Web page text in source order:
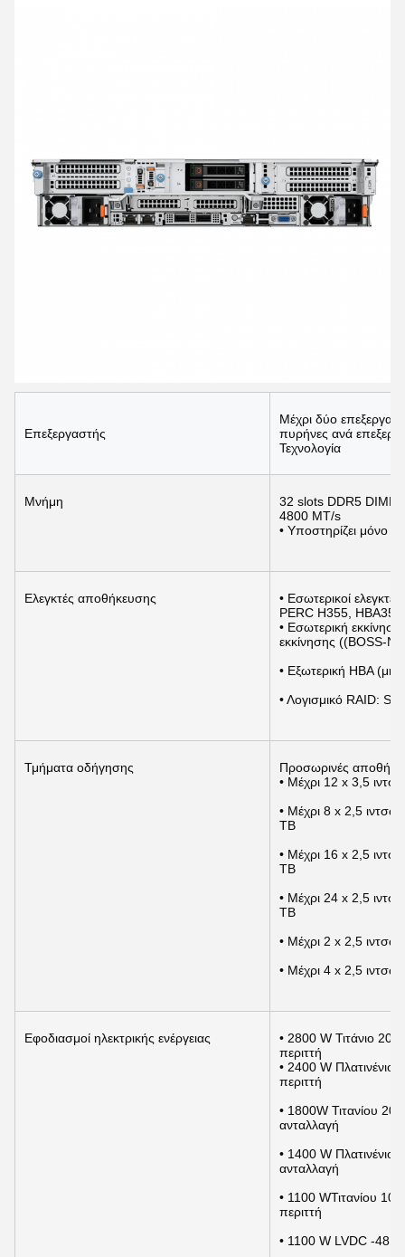
Επεξεργαστής
Μέχρι δύο
πυρήνες ανά
Τεχνολογία
Μνήμη
32 slots DDR5 DIMM,
4800 MT/s
• Υποστηρίζει μόνο
Ελεγκτές αποθήκευσης
• Εσωτερικοί
PERC H355, HBA355i
• Εσωτερική
εκκίνησης ((BOSS-
• Εξωτερική HBA (μη
• Λογισμικό RAID:
Τμήματα οδήγησης
Προσωρινές
• Μέχρι 12 x 3,5
• Μέχρι 8 x 2,5
TB
• Μέχρι 16 x 2,5
TB
• Μέχρι 24 x 2,5
TB
• Μέχρι 2 x 2,5
• Μέχρι 4 x 2,5
Εφοδιασμοί ηλεκτρικής ενέργειας
• 2800 W Τιτάνιο
περιττή
• 2400 W
περιττή
• 1800W Τιτανίου
ανταλλαγή
• 1400 W
ανταλλαγή
• 1100 WΤιτανίου
περιττή
• 1100 W LVDC -48